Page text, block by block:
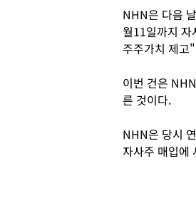
NHN은 다음
월11일까지 자
주주가치 제고
이번 건은
른 것이다.
NHN은 당시
자사주 매입에